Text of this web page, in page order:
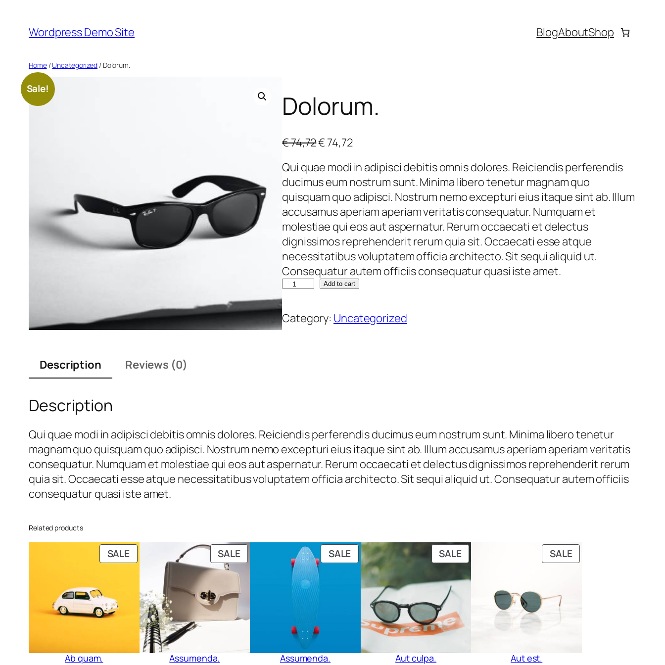
content
Wordpress Demo Site BlogAboutShop
Home/Uncategorized / Dolorum.
Sale!
Dolorum.
€74,72O
i
g
i
n
a
l
p
r
i
e
4
,
7
2
€74,72C
r
r
e
n
t
p
r
i
c
i
7
2
.
Qui quae modi in adipisci debitis omnis dolores. Reiciendis perferendis
ducimus eum nostrum sunt. Minima libero tenetur magnam quo
quisquam quo adipisci. Nostrum nemo excepturi eius itaque sint ab. Illum
accusamus aperiam aperiam veritatis consequatur. Numquam et
molestiae qui eos aut aspernatur. Rerum occaecati et delectus
dignissimos reprehenderit rerum quia sit. Occaecati esse atque
necessitatibus voluptatem officia architecto. Sit sequi aliquid ut.
Consequatur autem officiis consequatur quasi iste amet.
D
o
l
o
a
n
t
i
Add to cart
Category: Uncategorized
Description Reviews (0)
Description
Qui quae modi in adipisci debitis omnis dolores. Reiciendis perferendis ducimus eum nostrum sunt. Minima libero tenetur
magnam quo quisquam quo adipisci. Nostrum nemo excepturi eius itaque sint ab. Illum accusamus aperiam aperiam veritatis
consequatur. Numquam et molestiae qui eos aut aspernatur. Rerum occaecati et delectus dignissimos reprehenderit rerum
quia sit. Occaecati esse atque necessitatibus voluptatem officia architecto. Sit sequi aliquid ut. Consequatur autem officiis
consequatur quasi iste amet.
Related products
SALEPRODUCT
ON
Ab quam.
SALEPRODUCT
ON
SALE
Assumenda.
SALEPRODUCT
ON
SALE
Assumenda.
SALEPRODUCT
ON
SALE
Aut culpa.
SALEPRODUCT
ON
Aut est.